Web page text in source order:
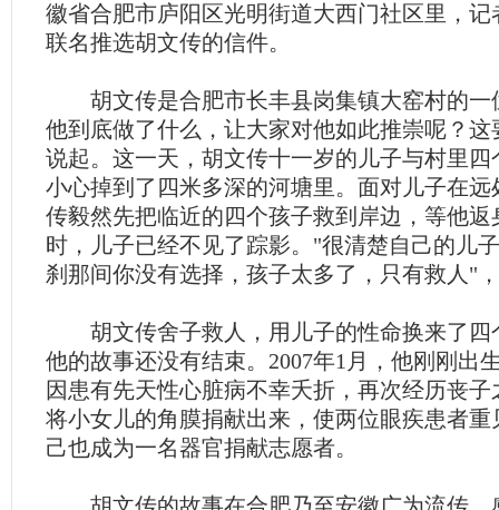
徽省合肥市庐阳区光明街道大西门社区里，
联名推选胡文传的信件。
胡文传是合肥市长丰县岗集镇大窑村的一
他到底做了什么，让大家对他如此推崇呢？这
说起。这一天，胡文传十一岁的儿子与村里
小心掉到了四米多深的河塘里。面对儿子在
传毅然先把临近的四个孩子救到岸边，等他
时，儿子已经不见了踪影。"很清楚自己的儿
刹那间你没有选择，孩子太多了，只有救人"
胡文传舍子救人，用儿子的性命换来了四
他的故事还没有结束。2007年1月，他刚刚出
因患有先天性心脏病不幸夭折，再次经历丧
将小女儿的角膜捐献出来，使两位眼疾患者
己也成为一名器官捐献志愿者。